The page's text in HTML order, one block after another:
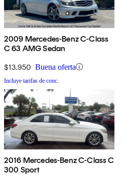
2009 Mercedes-Benz C-Class
C 63 AMG Sedan
$13,950 Buena oferta
Incluye tarifas de conc.
2016 Mercedes-Benz C-Class C
300 Sport